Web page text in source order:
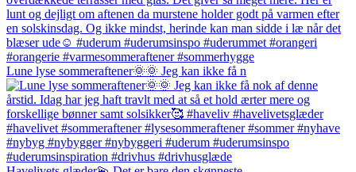
Lune lyse sommeraftener🌞🌞 Jeg kan ikke få n